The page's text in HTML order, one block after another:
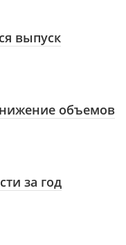
выпуск
объемов
за год